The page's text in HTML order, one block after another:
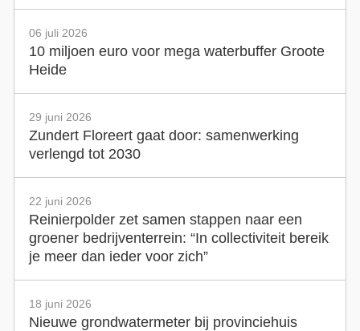
06 juli 2026
10 miljoen euro voor mega waterbuffer Groote
Heide
29 juni 2026
Zundert Floreert gaat door: samenwerking
verlengd tot 2030
22 juni 2026
Reinierpolder zet samen stappen naar een
groener bedrijventerrein: “In collectiviteit bereik
je meer dan ieder voor zich”
18 juni 2026
Nieuwe grondwatermeter bij provinciehuis